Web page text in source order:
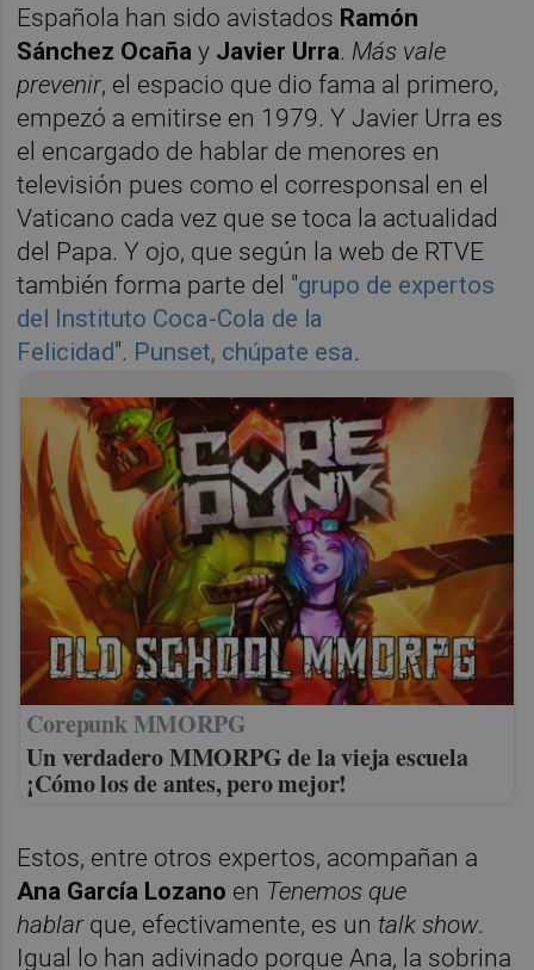
Española han sido avistados Ramón
Sánchez Ocaña y Javier Urra. Más vale
prevenir, el espacio que dio fama al primero,
empezó a emitirse en 1979. Y Javier Urra es
el encargado de hablar de menores en
televisión pues como el corresponsal en el
Vaticano cada vez que se toca la actualidad
del Papa. Y ojo, que según la web de RTVE
también forma parte del "grupo de expertos
del Instituto Coca-Cola de la
Felicidad". Punset, chúpate esa.
Corepunk MMORPG
Un verdadero MMORPG de la vieja escuela
¡Cómo los de antes, pero mejor!
Estos, entre otros expertos, acompañan a
Ana García Lozano en Tenemos que
hablarque, efectivamente, es un talk show.
Igual lo han adivinado porque Ana, la sobrina